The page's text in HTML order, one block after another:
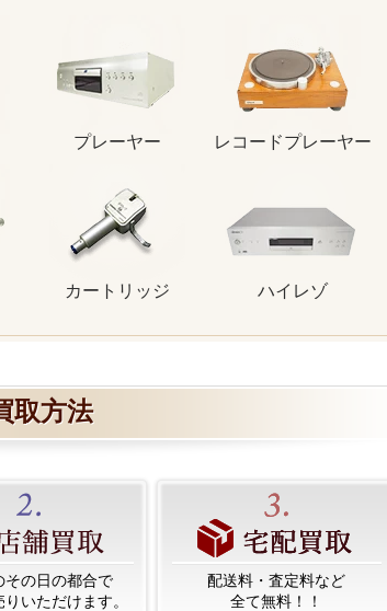
プレーヤー レコードプレーヤー
カートリッジ ハイレゾ
取方法
その日の都合で
いただけます。
配送料・査定料など
全て無料！！